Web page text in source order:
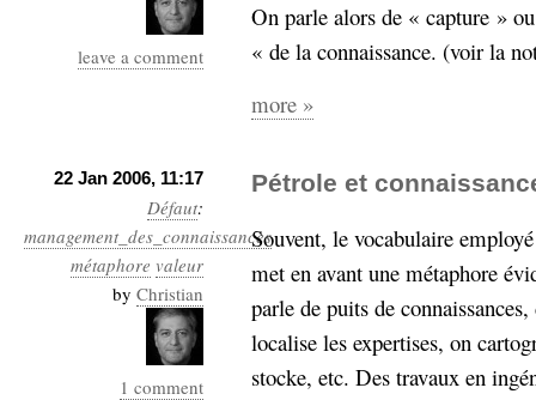
leave a comment
On parle alors de « capture »
« de la connaissance. (voir la
more »
22 Jan 2006, 11:17
Défaut:
management_des_connaissances
métaphore valeur
by Christian
1 comment
Pétrole et
Souvent, le vocabulaire
met en avant une métaphore
parle de puits de
localise les expertises, on
stocke, etc. Des travaux en